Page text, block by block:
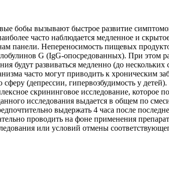
бобы вызывают быстрое развитие
часто наблюдается медленное и
панели. Непереносимость пищевых
G (IgG-опосредованных). При этом
будут развиваться медленно (до
часто могут приводить к хроническим
сферу (депрессии, гипервозбудимость у
скрининговое исследование,
исследования выдается в общем по
выдержать 4 часа после
проводить на фоне применения
или условий отмены